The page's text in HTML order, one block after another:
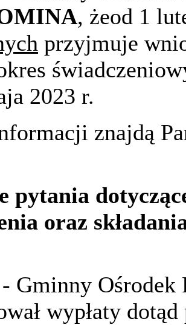
, żeod 1
przyjmuje
2023 r.
znajdą
pytania
oraz
Gminny Ośrodek
wypłaty